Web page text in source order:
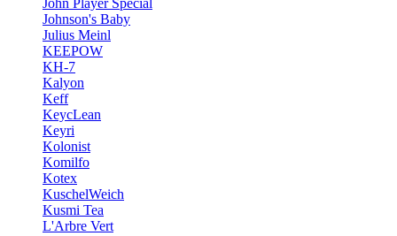
John Player Special
Johnson's Baby
Julius Meinl
KEEPOW
KH-7
Kalyon
Keff
KeycLean
Keyri
Kolonist
Komilfo
Kotex
KuschelWeich
Kusmi Tea
L'Arbre Vert